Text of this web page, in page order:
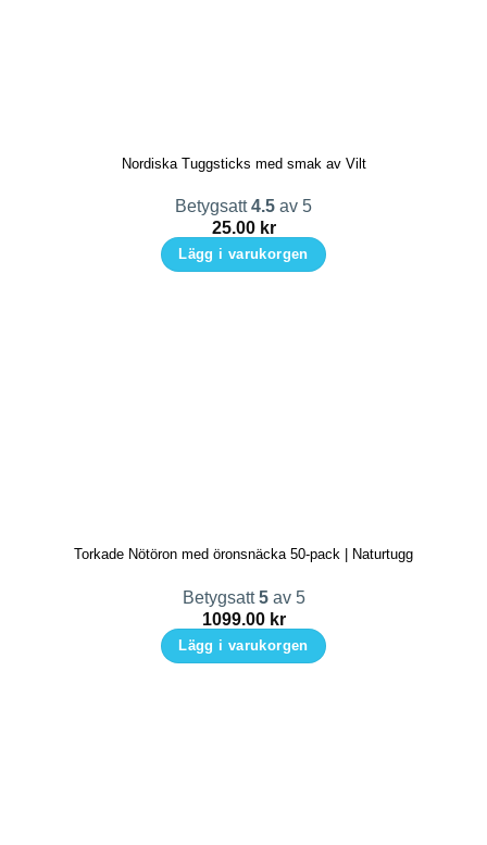
Nordiska Tuggsticks med smak av Vilt
Betygsatt4.5 av 5
25.00 kr
Lägg i varukorgen
Torkade Nötöron med öronsnäcka 50-pack | Naturtugg
Betygsatt5av 5
1099.00 kr
Lägg i varukorgen